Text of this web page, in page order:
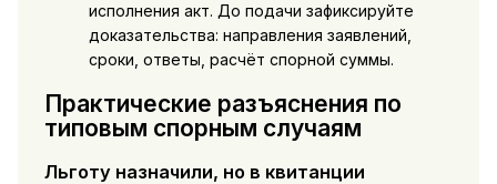
исполнения акт. До подачи зафиксируйте
доказательства: направления заявлений,
сроки, ответы, расчёт спорной суммы.
Практические разъяснения по
типовым спорным случаям
Льготу назначили, но в квитанции